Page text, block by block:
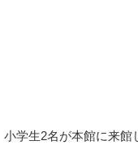
学生2名が本館に来館